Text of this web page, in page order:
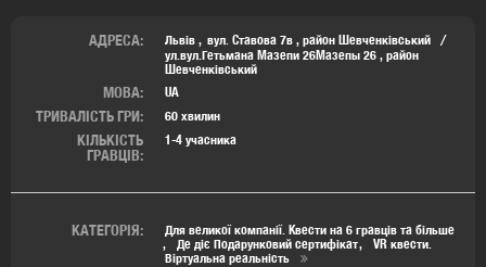
АДРЕСА: Львів вул. Ставова 7в , район Шевченківський
ул.вул.Гетьмана Мазепи 26Мазепы 26 , район
Шевченківський
МОВА: UA
ТРИВАЛІСТЬ ГРИ: 60 хвилин
КІЛЬКІСТЬ
ГРАВЦІВ:
1-4 учасника
КАТЕГОРІЯ:
Для великої компанії. Квести на 6 гравців та більше
Де діє Подарунковий сертифікат
VR квести.
Віртуальна реальність